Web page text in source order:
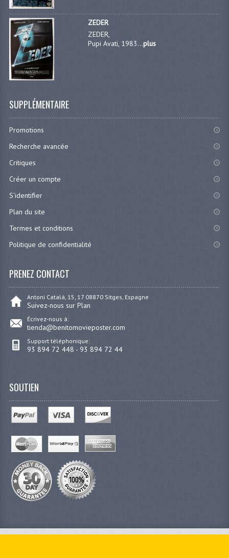
ZEDER
ZEDER,
Pupi Avati, 1983...plus
SUPPLÉMENTAIRE
Promotions
Recherche avancée
Critiques
Créer un compte
S'identifier
Plan du site
Termes et conditions
Politique de confidentialité
PRENEZ CONTACT
Antoni Catalá, 15, 17 08870 Sitges, Espagne
Suivez-nous sur Plan
Écrivez-nous à:
tienda@benitomovieposter.com
Support téléphonique:
93 894 72 448 - 93 894 72 44
SOUTIEN